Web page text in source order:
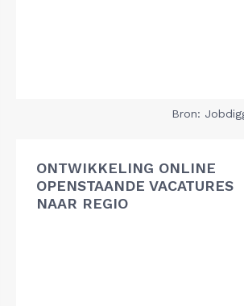
Bron:
ONTWIKKELING ONLINE
OPENSTAANDE VACATURES
NAAR REGIO